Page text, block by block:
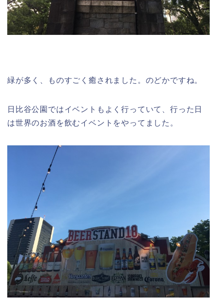
緑が多く、ものすごく癒されました。のどかですね。
日比谷公園ではイベントもよく行っていて、行った日
は世界のお酒を飲むイベントをやってました。